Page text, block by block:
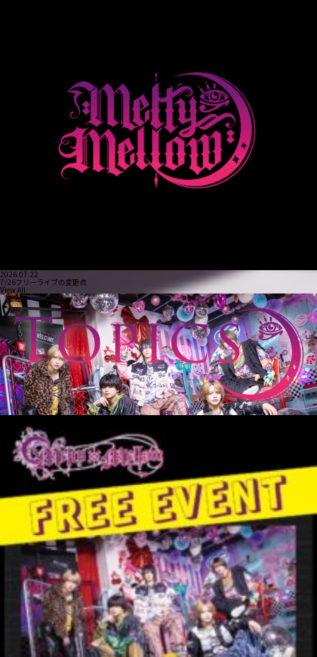
2026.07.22
7/26フリーライブの変更点
View All